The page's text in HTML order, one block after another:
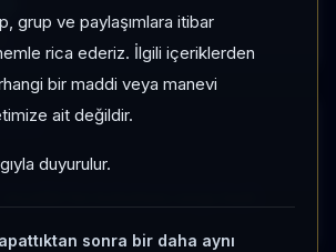
grup ve paylaşımlara itibar
rica ederiz. İlgili içeriklerden
bir maddi veya manevi
ait değildir.
duyurulur.
sonra bir daha aynı